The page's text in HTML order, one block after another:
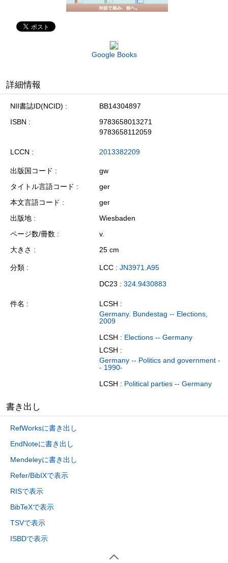
Google Books
詳細情報
NII書誌ID(NCID)
BB14304897
ISBN
9783658013271
9783658112059
LCCN 2013382209
出版国コード
gw
タイトル言語コード
ger
本文言語コード
ger
出版地
Wiesbaden
ページ数/冊数
v.
大きさ
25 cm
分類 LCC : JN3971.A95
DC23 : 324.9430883
件名
LCSH :
Germany. Bundestag -- Elections,
2009
LCSH : Elections -- Germany
LCSH :
Germany -- Politics and government -
- 1990-
LCSH : Political parties -- Germany
書き出し
RefWorksに書き出し
EndNoteに書き出し
Mendeleyに書き出し
Refer/BibIXで表示
RISで表示
BibTeXで表示
TSVで表示
ISBDで表示